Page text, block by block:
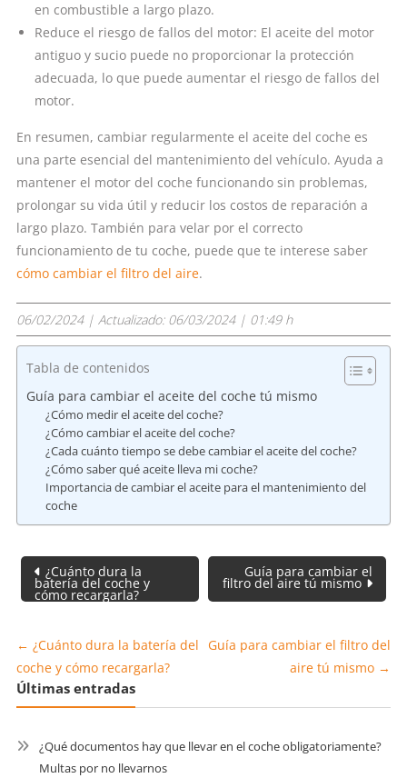
en combustible a largo plazo.
Reduce el riesgo de fallos del motor: El aceite del motor
antiguo y sucio puede no proporcionar la protección
adecuada, lo que puede aumentar el riesgo de fallos del
motor.
En resumen, cambiar regularmente el aceite del coche es
una parte esencial del mantenimiento del vehículo. Ayuda a
mantener el motor del coche funcionando sin problemas,
prolongar su vida útil y reducir los costos de reparación a
largo plazo. También para velar por el correcto
funcionamiento de tu coche, puede que te interese saber
cómo cambiar el filtro del aire.
06/02/2024 | Actualizado: 06/03/2024 | 01:49 h
Tabla de contenidos
Guía para cambiar el aceite del coche tú mismo
¿Cómo medir el aceite del coche?
¿Cómo cambiar el aceite del coche?
¿Cada cuánto tiempo se debe cambiar el aceite del coche?
¿Cómo saber qué aceite lleva mi coche?
Importancia de cambiar el aceite para el mantenimiento del
coche
Navegación
de
entradas
¿Cuánto dura la
batería del coche y
cómo recargarla?
Guía para cambiar el
filtro del aire tú mismo
← ¿Cuánto dura la batería del
coche y cómo recargarla?
Guía para cambiar el filtro del
aire tú mismo →
Últimas entradas
¿Qué documentos hay que llevar en el coche obligatoriamente?
Multas por no llevarnos